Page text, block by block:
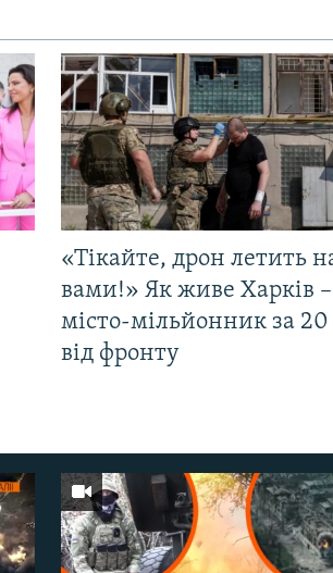
«Тікайте, дрон летить
вами!» Як живе Харків –
місто-мільйонник за
від фронту